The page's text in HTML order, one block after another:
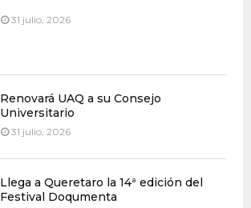
31 julio, 2026
Renovará UAQ a su Consejo
Universitario
31 julio, 2026
Llega a Queretaro la 14ª edición del
Festival Doqumenta